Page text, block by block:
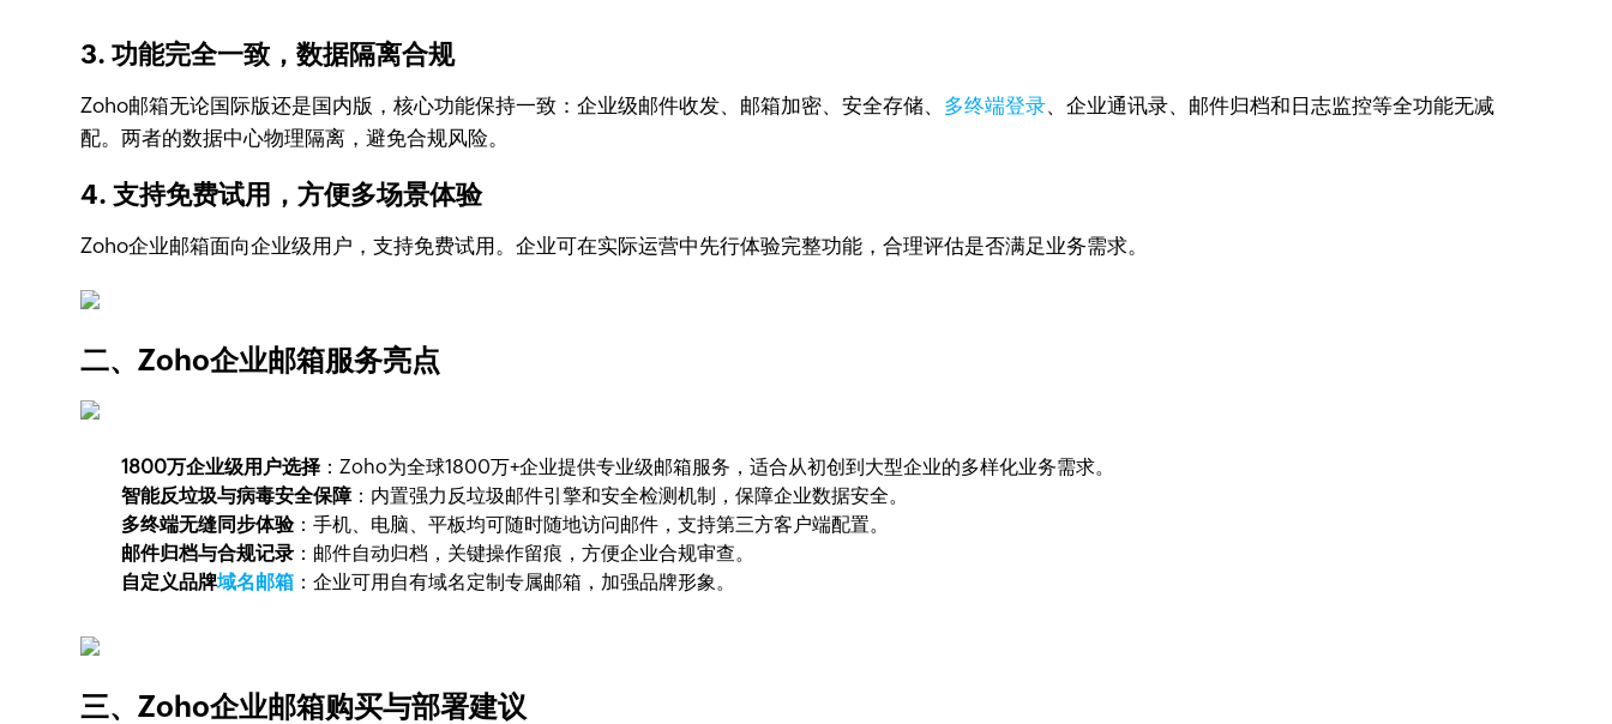
3. 功能完全一致，数据隔离合规
Zoho邮箱无论国际版还是国内版，核心功能保持一致：企业级邮件收发、邮箱加密、安全存储、 多终端登录、企业通讯录、邮件归档和日志监控等全功能无减
配。两者的数据中心物理隔离，避免合规风险。
4. 支持免费试用，方便多场景体验
Zoho企业邮箱面向企业级用户，支持免费试用。企业可在实际运营中先行体验完整功能，合理评估是否满足业务需求。
二、Zoho企业邮箱服务亮点
1800万企业级用户选择 ：Zoho为全球1800万+企业提供专业级邮箱服务，适合从初创到大型企业的多样化业务需求。
智能反垃圾与病毒安全保障：内置强力反垃圾邮件引擎和安全检测机制，保障企业数据安全。
多终端无缝同步体验：手机、电脑、平板均可随时随地访问邮件，支持第三方客户端配置。
邮件归档与合规记录 ：邮件自动归档，关键操作留痕，方便企业合规审查。
自定义品牌域名邮箱 ：企业可用自有域名定制专属邮箱，加强品牌形象。
三、Zoho企业邮箱购买与部署建议